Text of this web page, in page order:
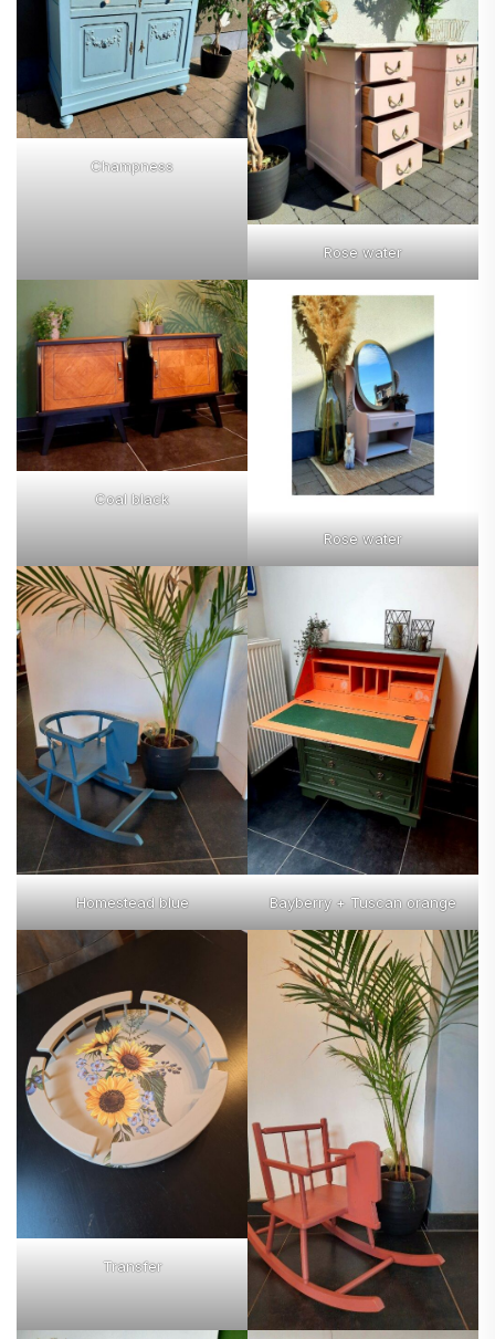
Champness
Rose water
Coal black
Rose water
Homestead blue Bayberry + Tuscan orange
Transfer